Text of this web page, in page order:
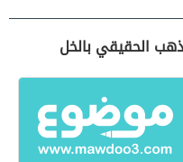
الحقيقي بالخل